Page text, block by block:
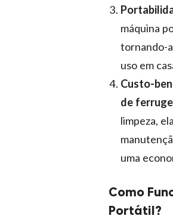
máquina
tornando-
uso em
Custo-
de
limpeza,
uma
Como
Portátil?